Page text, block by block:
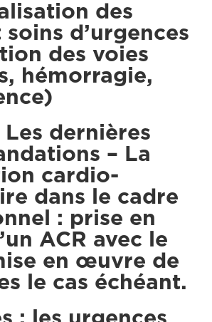
des
d’urgences
des voies
hémorragie,
Les dernières
– La
cardio-
dans le cadre
: prise en
ACR avec le
en œuvre de
le cas échéant.